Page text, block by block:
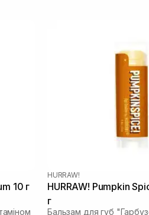
10 г
HURRAW!
HURRAW! Pumpkin
г
Бальзам для губ